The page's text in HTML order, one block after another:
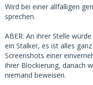
Wird bei einer allfälligen
sprechen.
ABER: An ihrer Stelle
ein Stalker, es ist alles
Screenshots einer
ihrer Blockierung, danach
niemand beweisen.